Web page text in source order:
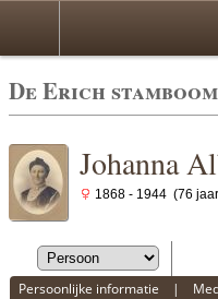
De Erich stamboom
Johanna
1868 - 1944 (76
Persoonlijke informatie |